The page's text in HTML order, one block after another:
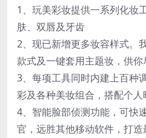
1、玩美彩妆提供一系列化妆
肤、双唇及牙齿
2、现已新增更多妆容样式。
款式及一键套用主题妆，供
3、每项工具同时内建上百种
彩及各种美妆组合，搭配个
4、智能脸部侦测功能，可快
官，远胜其他移动软件，打